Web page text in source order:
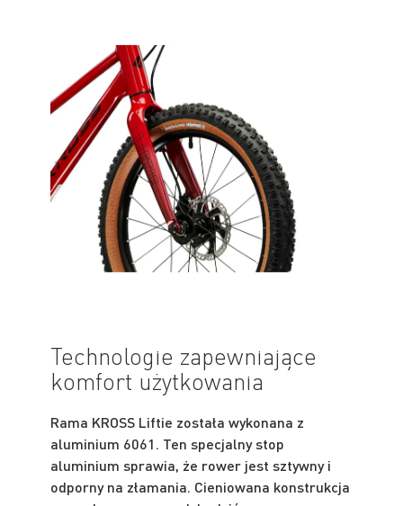
Technologie zapewniające
komfort użytkowania
Rama KROSS Liftie została wykonana z
aluminium 6061. Ten specjalny stop
aluminium sprawia, że rower jest sztywny i
odporny na złamania. Cieniowana konstrukcja